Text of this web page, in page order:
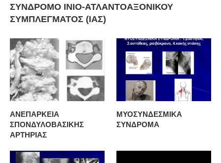
ΣΥΝΔΡΟΜΟ ΙΝΙΟ-ΑΤΛΑΝΤΟΑΞΟΝΙΚΟΥ
ΣΥΜΠΛΕΓΜΑΤΟΣ (ΙΑΣ)
ΑΝΕΠΑΡΚΕΙΑ
ΣΠΟΝΔΥΛΟΒΑΣΙΚΗΣ
ΑΡΤΗΡΙΑΣ
ΜΥΟΣΥΝΔΕΣΜΙΚΑ
ΣΥΝΔΡΟΜΑ